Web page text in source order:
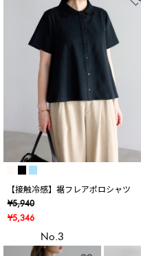
【接触冷感】裾フレアポロシャツ
¥5,940
¥5,346
No.3